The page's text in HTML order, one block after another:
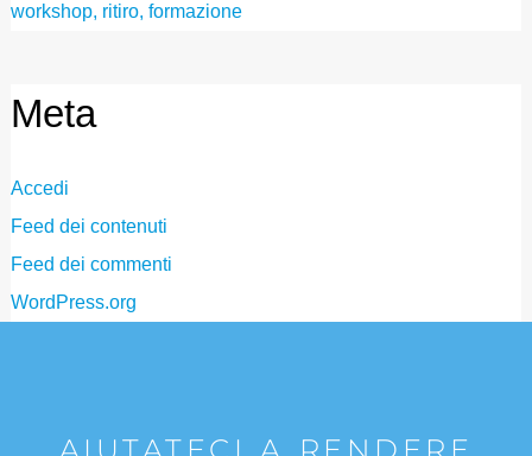
workshop, ritiro, formazione
Meta
Accedi
Feed dei contenuti
Feed dei commenti
WordPress.org